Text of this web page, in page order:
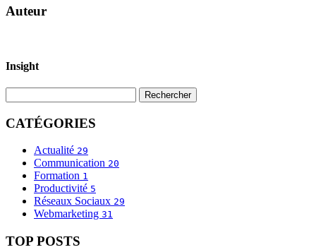
Auteur
Insight
CATÉGORIES
Actualité 29
Communication 20
Formation 1
Productivité 5
Réseaux Sociaux 29
Webmarketing 31
TOP POSTS